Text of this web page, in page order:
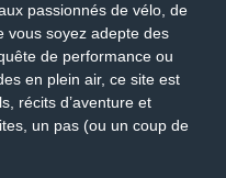
aux passionnés de vélo, de
vous soyez adepte des
de performance ou
en plein air, ce site est
récits d’aventure et
un pas (ou un coup de